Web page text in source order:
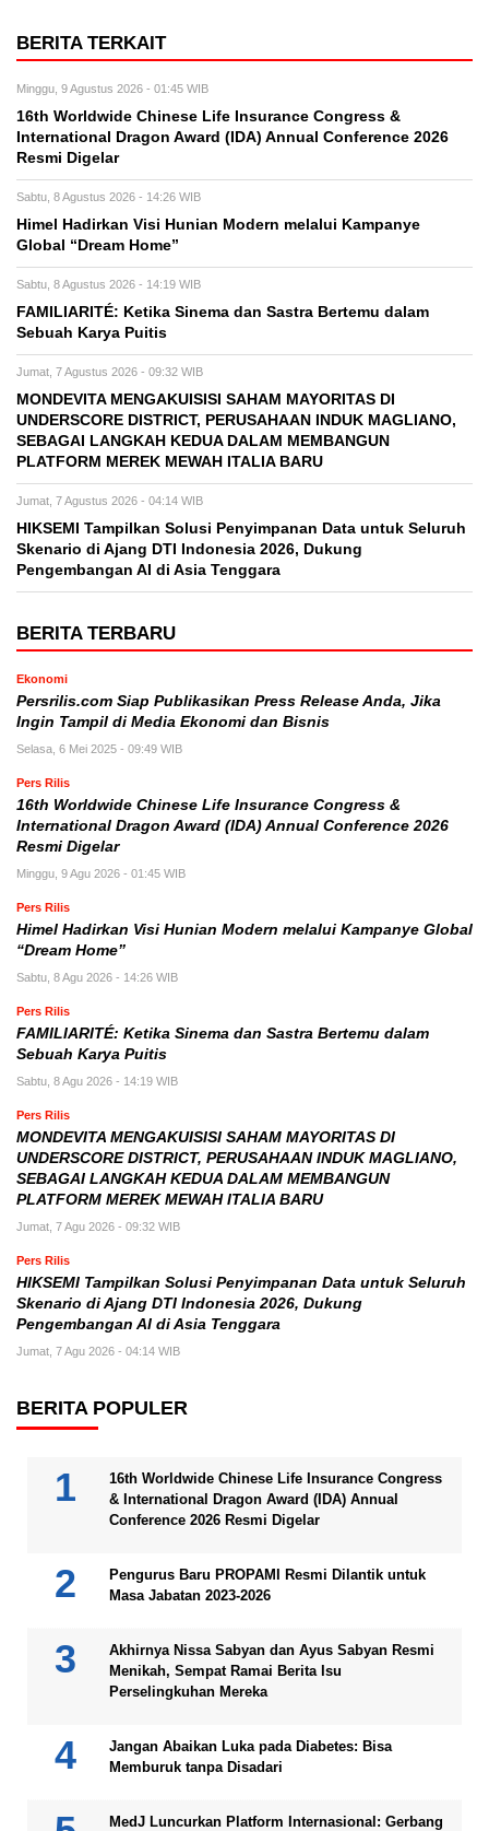
BERITA TERKAIT
Minggu, 9 Agustus 2026 - 01:45 WIB
16th Worldwide Chinese Life Insurance Congress &
International Dragon Award (IDA) Annual Conference 2026
Resmi Digelar
Sabtu, 8 Agustus 2026 - 14:26 WIB
Himel Hadirkan Visi Hunian Modern melalui Kampanye
Global “Dream Home”
Sabtu, 8 Agustus 2026 - 14:19 WIB
FAMILIARITÉ: Ketika Sinema dan Sastra Bertemu dalam
Sebuah Karya Puitis
Jumat, 7 Agustus 2026 - 09:32 WIB
MONDEVITA MENGAKUISISI SAHAM MAYORITAS DI
UNDERSCORE DISTRICT, PERUSAHAAN INDUK MAGLIANO,
SEBAGAI LANGKAH KEDUA DALAM MEMBANGUN
PLATFORM MEREK MEWAH ITALIA BARU
Jumat, 7 Agustus 2026 - 04:14 WIB
HIKSEMI Tampilkan Solusi Penyimpanan Data untuk Seluruh
Skenario di Ajang DTI Indonesia 2026, Dukung
Pengembangan AI di Asia Tenggara
BERITA TERBARU
Ekonomi
Persrilis.com Siap Publikasikan Press Release Anda, Jika
Ingin Tampil di Media Ekonomi dan Bisnis
Selasa, 6 Mei 2025 - 09:49 WIB
Pers Rilis
16th Worldwide Chinese Life Insurance Congress &
International Dragon Award (IDA) Annual Conference 2026
Resmi Digelar
Minggu, 9 Agu 2026 - 01:45 WIB
Pers Rilis
Himel Hadirkan Visi Hunian Modern melalui Kampanye Global
“Dream Home”
Sabtu, 8 Agu 2026 - 14:26 WIB
Pers Rilis
FAMILIARITÉ: Ketika Sinema dan Sastra Bertemu dalam
Sebuah Karya Puitis
Sabtu, 8 Agu 2026 - 14:19 WIB
Pers Rilis
MONDEVITA MENGAKUISISI SAHAM MAYORITAS DI
UNDERSCORE DISTRICT, PERUSAHAAN INDUK MAGLIANO,
SEBAGAI LANGKAH KEDUA DALAM MEMBANGUN
PLATFORM MEREK MEWAH ITALIA BARU
Jumat, 7 Agu 2026 - 09:32 WIB
Pers Rilis
HIKSEMI Tampilkan Solusi Penyimpanan Data untuk Seluruh
Skenario di Ajang DTI Indonesia 2026, Dukung
Pengembangan AI di Asia Tenggara
Jumat, 7 Agu 2026 - 04:14 WIB
BERITA POPULER
16th Worldwide Chinese Life Insurance Congress
& International Dragon Award (IDA) Annual
Conference 2026 Resmi Digelar
Pengurus Baru PROPAMI Resmi Dilantik untuk
Masa Jabatan 2023-2026
Akhirnya Nissa Sabyan dan Ayus Sabyan Resmi
Menikah, Sempat Ramai Berita Isu
Perselingkuhan Mereka
Jangan Abaikan Luka pada Diabetes: Bisa
Memburuk tanpa Disadari
MedJ Luncurkan Platform Internasional: Gerbang